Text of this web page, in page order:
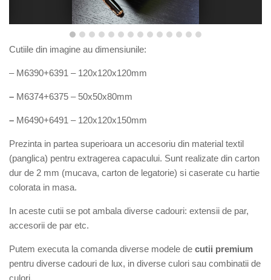
Cutiile din imagine au dimensiunile:
– M6390+6391 – 120x120x120mm
– M6374+6375 – 50x50x80mm
– M6490+6491 – 120x120x150mm
Prezinta in partea superioara un accesoriu din material textil
(panglica) pentru extragerea capacului. Sunt realizate din carton
dur de 2 mm (mucava, carton de legatorie) si caserate cu hartie
colorata in masa.
In aceste cutii se pot ambala diverse cadouri: extensii de par,
accesorii de par etc.
Putem executa la comanda diverse modele de cutii premium
pentru diverse cadouri de lux, in diverse culori sau combinatii de
culori.